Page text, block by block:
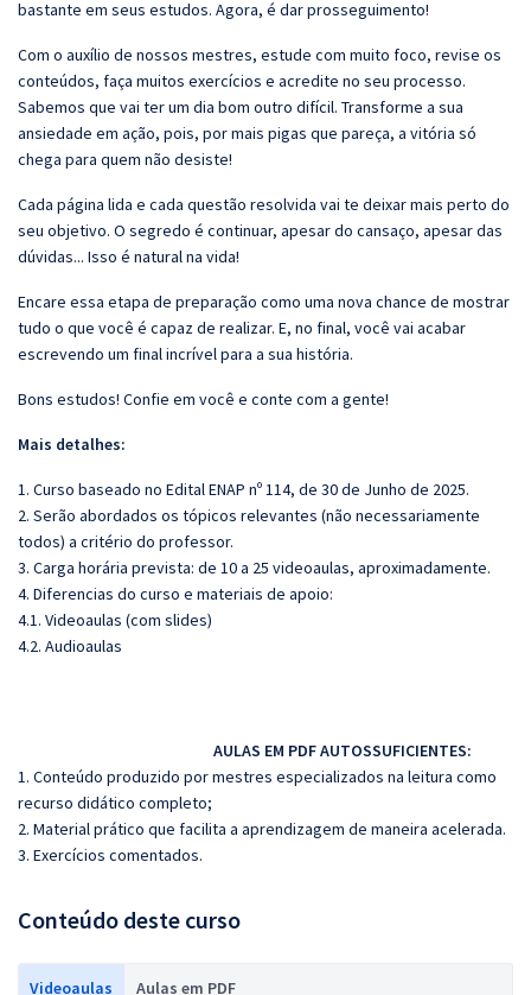
bastante em seus estudos. Agora, é dar prosseguimento!
Com o auxílio de nossos mestres, estude com muito foco, revise os
conteúdos, faça muitos exercícios e acredite no seu processo.
Sabemos que vai ter um dia bom outro difícil. Transforme a sua
ansiedade em ação, pois, por mais pigas que pareça, a vitória só
chega para quem não desiste!
Cada página lida e cada questão resolvida vai te deixar mais perto do
seu objetivo. O segredo é continuar, apesar do cansaço, apesar das
dúvidas... Isso é natural na vida!
Encare essa etapa de preparação como uma nova chance de mostrar
tudo o que você é capaz de realizar. E, no final, você vai acabar
escrevendo um final incrível para a sua história.
Bons estudos! Confie em você e conte com a gente!
Mais detalhes:
1. Curso baseado no Edital ENAP nº 114, de 30 de Junho de 2025.
2. Serão abordados os tópicos relevantes (não necessariamente
todos) a critério do professor.
3. Carga horária prevista: de 10 a 25 videoaulas, aproximadamente.
4. Diferencias do curso e materiais de apoio:
4.1. Videoaulas (com slides)
4.2. Audioaulas
AULAS EM PDF AUTOSSUFICIENTES:
1. Conteúdo produzido por mestres especializados na leitura como
recurso didático completo;
2. Material prático que facilita a aprendizagem de maneira acelerada.
3. Exercícios comentados.
Conteúdo deste curso
Videoaulas Aulas em PDF